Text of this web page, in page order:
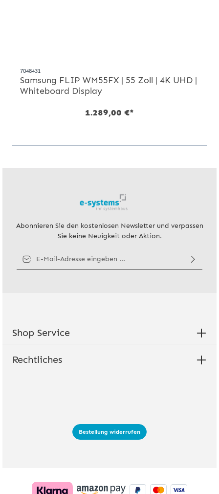
7048431
Samsung FLIP WM55FX | 55 Zoll | 4K UHD |
Whiteboard Display
1.289,00 €*
Abonnieren Sie den kostenlosen Newsletter und verpassen
Sie keine Neuigkeit oder Aktion.
E-Mail-Adresse*
Shop Service
Rechtliches
Bestellung widerrufen